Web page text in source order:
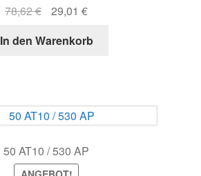
78,62€
Ursprünglicher
war:
29,01 €Aktueller
ist:
In den Warenkorb
50 AT10 / 530 AP